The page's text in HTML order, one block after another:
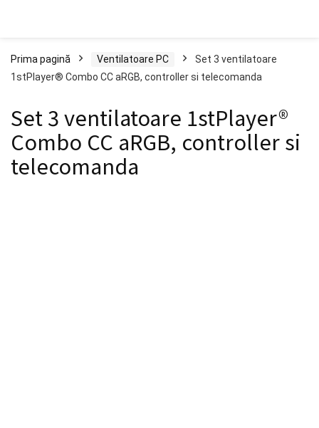
Prima pagină Ventilatoare PC
Set 3 ventilatoare
1stPlayer® Combo CC aRGB, controller si telecomanda
Set 3 ventilatoare 1stPlayer®
Combo CC aRGB, controller si
telecomanda